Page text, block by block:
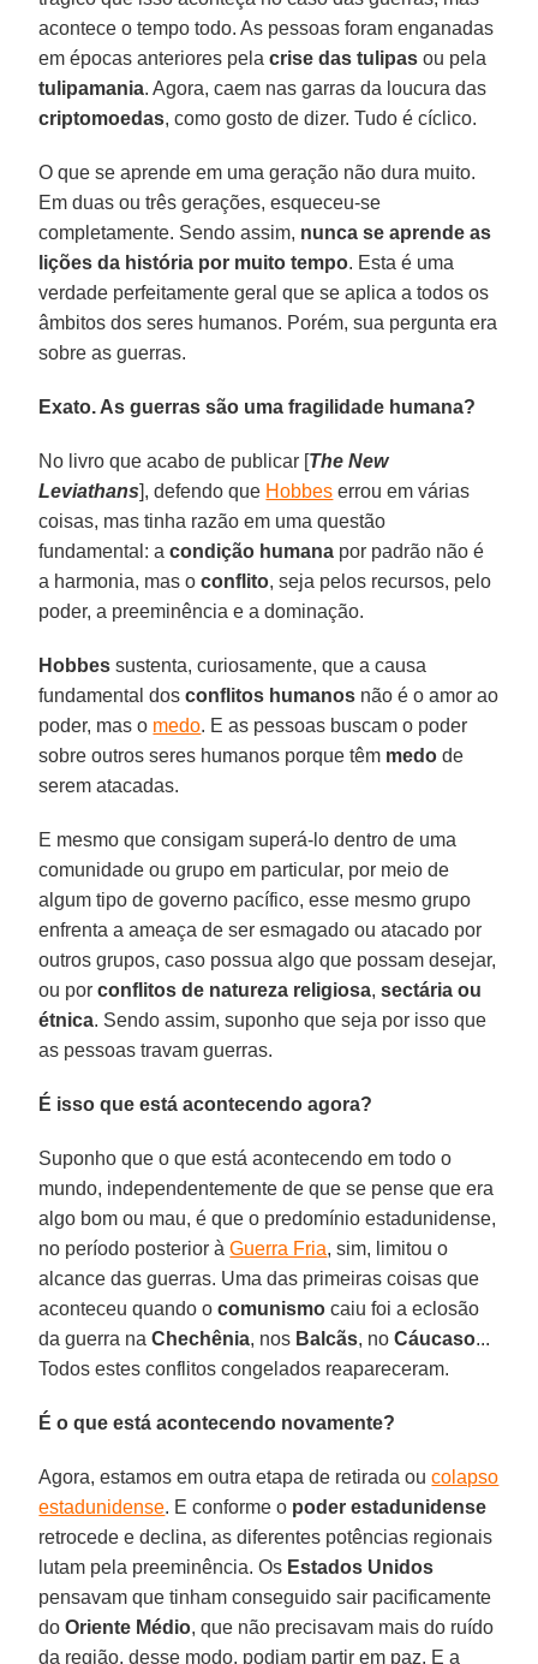
acontece o tempo todo. As pessoas foram enganadas
em épocas anteriores pelacrise das tulipas ou pela
tulipamania. Agora, caem nas garras da loucura das
criptomoedas, como gosto de dizer. Tudo é cíclico.
O que se aprende em uma geração não dura muito.
Em duas ou três gerações, esqueceu-se
completamente. Sendo assim, nunca se aprende as
lições da história por muito tempo. Esta é uma
verdade perfeitamente geral que se aplica a todos os
âmbitos dos seres humanos. Porém, sua pergunta era
sobre as guerras.
Exato. As guerras são uma fragilidade humana?
No livro que acabo de publicar [The New
Leviathans], defendo que Hobbes errou em várias
coisas, mas tinha razão em uma questão
fundamental: acondição humana por padrão não é
a harmonia, mas oconflito, seja pelos recursos, pelo
poder, a preeminência e a dominação.
Hobbes sustenta, curiosamente, que a causa
fundamental dosconflitos humanos não é o amor ao
poder, mas o medo. E as pessoas buscam o poder
sobre outros seres humanos porque têm medo de
serem atacadas.
E mesmo que consigam superá-lo dentro de uma
comunidade ou grupo em particular, por meio de
algum tipo de governo pacífico, esse mesmo grupo
enfrenta a ameaça de ser esmagado ou atacado por
outros grupos, caso possua algo que possam desejar,
ou porconflitos de natureza religiosa,sectária ou
étnica. Sendo assim, suponho que seja por isso que
as pessoas travam guerras.
É isso que está acontecendo agora?
Suponho que o que está acontecendo em todo o
mundo, independentemente de que se pense que era
algo bom ou mau, é que o predomínio estadunidense,
no período posterior àGuerra Fria, sim, limitou o
alcance das guerras. Uma das primeiras coisas que
aconteceu quando ocomunismo caiu foi a eclosão
da guerra na Chechênia, nos Balcãs, noCáucaso...
Todos estes conflitos congelados reapareceram.
É o que está acontecendo novamente?
Agora, estamos em outra etapa de retirada oucolapso
estadunidense. E conforme o poder estadunidense
retrocede e declina, as diferentes potências regionais
lutam pela preeminência. Os Estados Unidos
pensavam que tinham conseguido sair pacificamente
doOriente Médio, que não precisavam mais do ruído
da região, desse modo, podiam partir em paz. E a